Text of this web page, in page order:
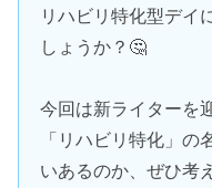
リハビリ特化型デイ
しょうか？🤔
今回は新ライターを
「リハビリ特化」
いあるのか、ぜひ考